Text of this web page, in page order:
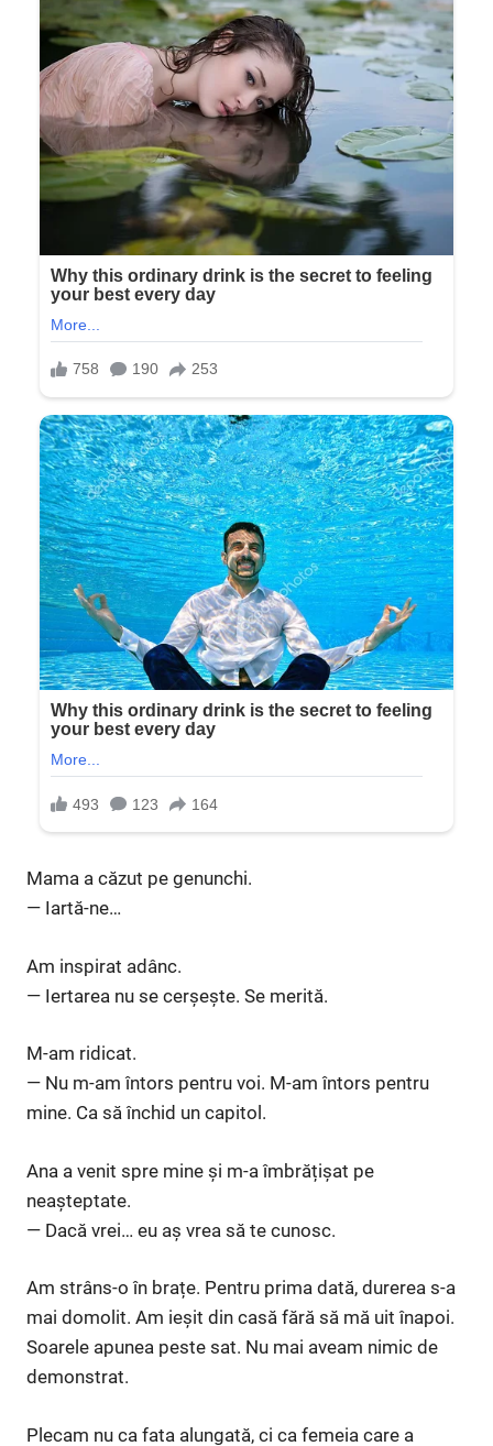
Mama a căzut pe genunchi.
— Iartă-ne…
Am inspirat adânc.
— Iertarea nu se cerșește. Se merită.
M-am ridicat.
— Nu m-am întors pentru voi. M-am întors pentru
mine. Ca să închid un capitol.
Ana a venit spre mine și m-a îmbrățișat pe
neașteptate.
— Dacă vrei… eu aș vrea să te cunosc.
Am strâns-o în brațe. Pentru prima dată, durerea s-a
mai domolit. Am ieșit din casă fără să mă uit înapoi.
Soarele apunea peste sat. Nu mai aveam nimic de
demonstrat.
Plecam nu ca fata alungată, ci ca femeia care a